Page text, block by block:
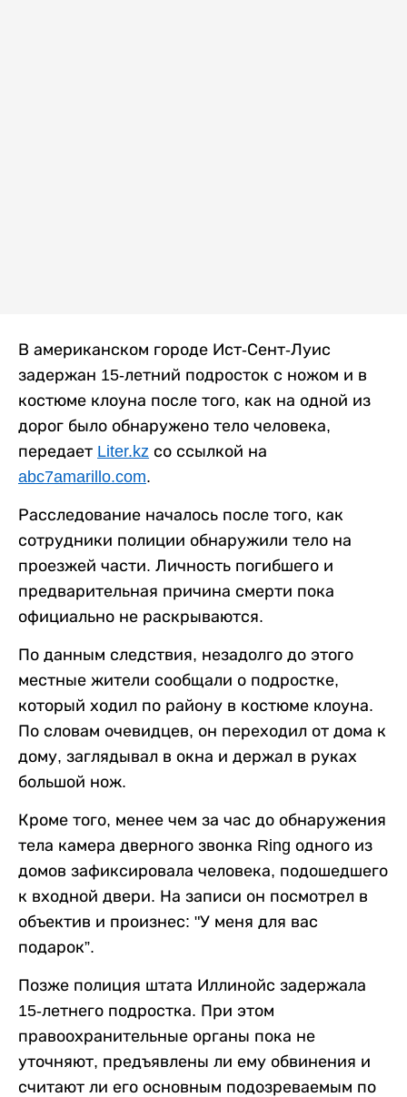
В американском городе Ист-Сент-Луис
задержан 15-летний подросток с ножом и в
костюме клоуна после того, как на одной из
дорог было обнаружено тело человека,
передает Liter.kz со ссылкой на
abc7amarillo.com.
Расследование началось после того, как
сотрудники полиции обнаружили тело на
проезжей части. Личность погибшего и
предварительная причина смерти пока
официально не раскрываются.
По данным следствия, незадолго до этого
местные жители сообщали о подростке,
который ходил по району в костюме клоуна.
По словам очевидцев, он переходил от дома к
дому, заглядывал в окна и держал в руках
большой нож.
Кроме того, менее чем за час до обнаружения
тела камера дверного звонка Ring одного из
домов зафиксировала человека, подошедшего
к входной двери. На записи он посмотрел в
объектив и произнес: "У меня для вас
подарок”.
Позже полиция штата Иллинойс задержала
15-летнего подростка. При этом
правоохранительные органы пока не
уточняют, предъявлены ли ему обвинения и
считают ли его основным подозреваемым по